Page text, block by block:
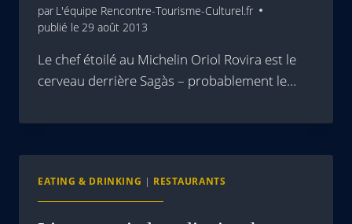
par L'équipe Rencontre-Tourisme-Culturel.fr
publié le 29 août 2013
Le chef étoilé au Michelin Oriol Rovira est le
cerveau derrière Sagàs – probablement le…
EATING & DRINKING | RESTAURANTS